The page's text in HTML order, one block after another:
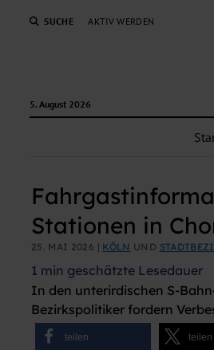
SUCHE AKTIV WERDEN
5. August 2026
Stationen in
25. MAI 2026 | KÖLN UND
1 min geschätzte Lesedauer
In den unterirdischen S-
Bezirkspolitiker fordern
teilen teilen